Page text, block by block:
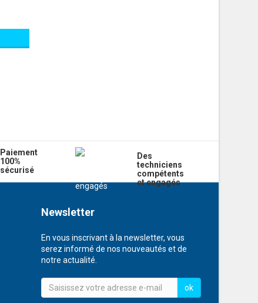
Paiement
100%
sécurisé
Des
techniciens
compétents
et engagés
Newsletter
En vous inscrivant à la newsletter, vous
serez informé de nos nouveautés et de
notre actualité.
ok